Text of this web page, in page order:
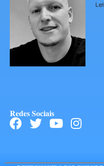
Redes Sociais